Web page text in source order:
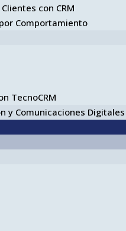
con CRM
Comportamiento
TecnoCRM
y Comunicaciones Digitales